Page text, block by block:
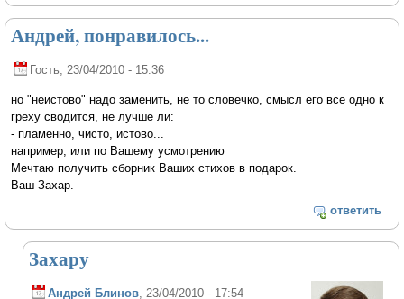
Андрей, понравилось...
Гость , 23/04/2010 - 15:36
но "неистово" надо заменить, не то словечко, смысл его все одно к
греху сводится, не лучше ли:
- пламенно, чисто, истово...
например, или по Вашему усмотрению
Мечтаю получить сборник Ваших стихов в подарок.
Ваш Захар.
ответить
Захару
Андрей Блинов , 23/04/2010 - 17:54